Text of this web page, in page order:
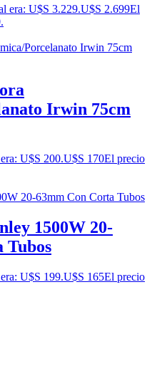
era: U$S 3.229.U$S 2.699El
Irwin 75cm
U$S 200.U$S 170El precio
1500W 20-
Tubos
U$S 199.U$S 165El precio